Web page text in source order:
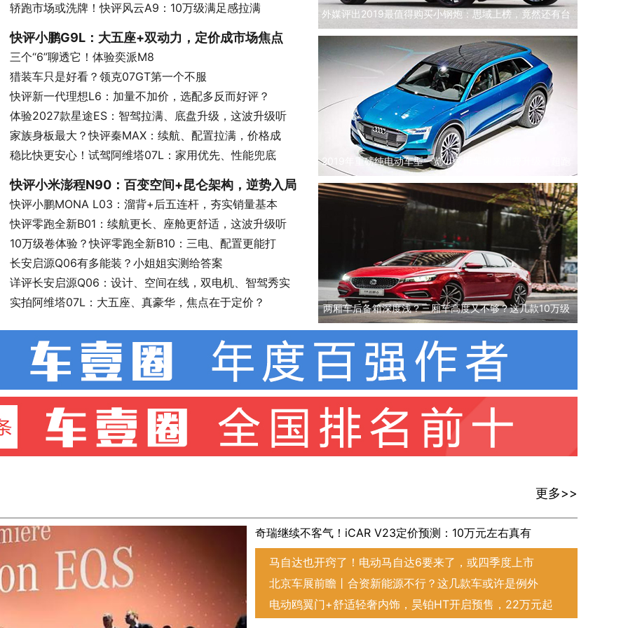
轿跑市场或洗牌！快评风云A9：10万级满足感拉满
快评小鹏G9L：大五座+双动力，定价成市场焦点
三个“6”聊透它！体验奕派M8
猎装车只是好看？领克07GT第一个不服
快评新一代理想L6：加量不加价，选配多反而好评？
体验2027款星途ES：智驾拉满、底盘升级，这波升级听
家族身板最大？快评秦MAX：续航、配置拉满，价格成
稳比快更安心！试驾阿维塔07L：家用优先、性能兜底
快评小米澎程N90：百变空间+昆仑架构，逆势入局
快评小鹏MONA L03：溜背+后五连杆，夯实销量基本
快评零跑全新B01：续航更长、座舱更舒适，这波升级听
10万级卷体验？快评零跑全新B10：三电、配置更能打
长安启源Q06有多能装？小姐姐实测给答案
详评长安启源Q06：设计、空间在线，双电机、智驾秀实
实拍阿维塔07L：大五座、真豪华，焦点在于定价？
外媒评出2019最值得购买小钢炮：思域上榜，竟然还有台
斯柯达
2019年重磅纯电动车型一览：家用车迎来消费升级，超跑
更便宜
两厢车后备箱深度浅？三厢车高度又不够？这几款10万级
车巨能装！
更多>>
奇瑞继续不客气！iCAR V23定价预测：10万元左右真有
马自达也开窍了！电动马自达6要来了，或四季度上市
北京车展前瞻丨合资新能源不行？这几款车或许是例外
电动鸥翼门+舒适轻奢内饰，昊铂HT开启预售，22万元起